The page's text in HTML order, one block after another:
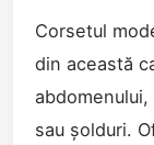
Corsetul
din această
sau șolduri.